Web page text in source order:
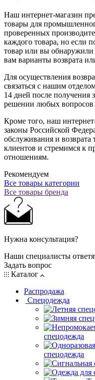
Наш интернет-магазин
товары для
проверенных
каждого товара, но если
товар или вы
вам варианты возврата
Для осуществления
связаться с нашим
14 дней после получения
решении любых вопросов
Кроме того, наш
законы Российской
обслуживания и
клиентов и стремимся к
отношениям.
Рекомендуем
Все товары категории
Все товары бренда
Нужна консультация?
Наши специалисты
Задать вопрос
Каталог
Распродажа
Спецодежда
спецодежда
спецодежда